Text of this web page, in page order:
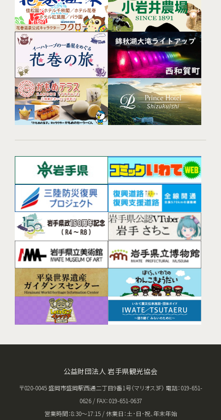
公益財団法人 岩手県観光協会
〒020-0045 盛岡市盛岡駅西通二丁目9番1号（マリオス3F） 電話：019-651-
0626 / FAX：019-651-0637
営業時間：8:30〜17:15 / 休業日：土･日･祝、年末年始